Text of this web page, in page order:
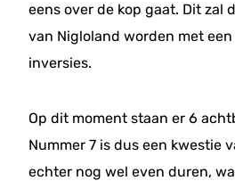
eens over de kop gaat. Dit zal
van Nigloland worden met
inversies.
Op dit moment staan er 6
Nummer 7 is dus een kwestie
echter nog wel even duren,